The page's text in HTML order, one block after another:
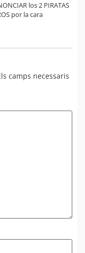
los 2 PIRATAS
por la cara
camps necessaris